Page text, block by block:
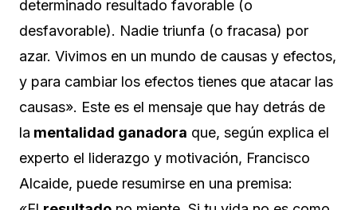
determinado resultado favorable (o
desfavorable). Nadie triunfa (o fracasa) por
azar. Vivimos en un mundo de causas y efectos,
y para cambiar los efectos tienes que atacar las
causas». Este es el mensaje que hay detrás de
la mentalidad ganadora que, según explica el
experto el liderazgo y motivación, Francisco
Alcaide, puede resumirse en una premisa: